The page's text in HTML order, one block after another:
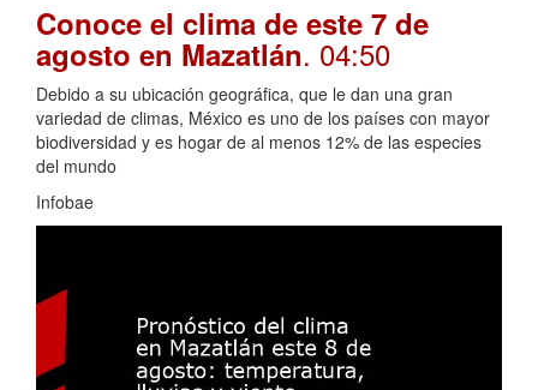
Conoce el clima de este 7 de
agosto en Mazatlán. 04:50
Debido a su ubicación geográfica, que le dan una gran
variedad de climas, México es uno de los países con mayor
biodiversidad y es hogar de al menos 12% de las especies
del mundo
Infobae